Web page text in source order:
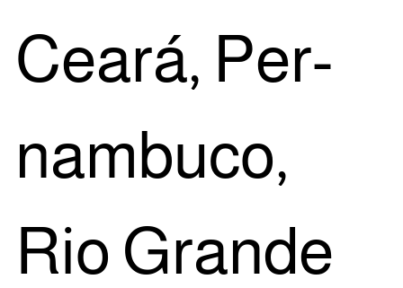
Cea­rá, Per­
nam­bu­co,
Rio Gran­de